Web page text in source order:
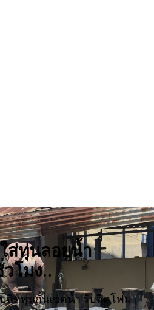
ส่ทุ่นลอยน้ำ
วโมง..
ฉีดทุ่นกั้นเขตน้ำ รับฉีดโฟม